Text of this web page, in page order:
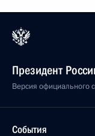
Президент
Версия официального
События